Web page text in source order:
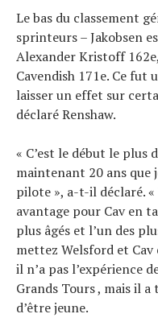
Le bas du classement
sprinteurs – Jakobsen
Alexander Kristoff
Cavendish 171e. Ce
laisser un effet sur
déclaré Renshaw.
« C’est le début le plus
maintenant 20 ans que
pilote », a-t-il déclaré. «
avantage pour Cav en
plus âgés et l’un des
mettez Welsford et Cav
il n’a pas l’expérience
Grands Tours , mais il
d’être jeune.